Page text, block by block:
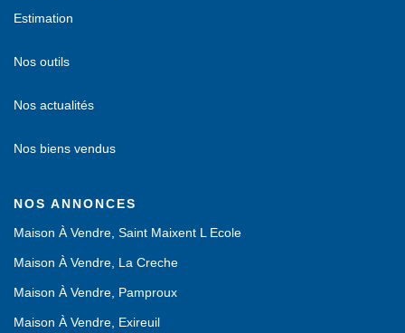
Estimation
Nos outils
Nos actualités
Nos biens vendus
NOS ANNONCES
Maison À Vendre, Saint Maixent L Ecole
Maison À Vendre, La Creche
Maison À Vendre, Pamproux
Maison À Vendre, Exireuil